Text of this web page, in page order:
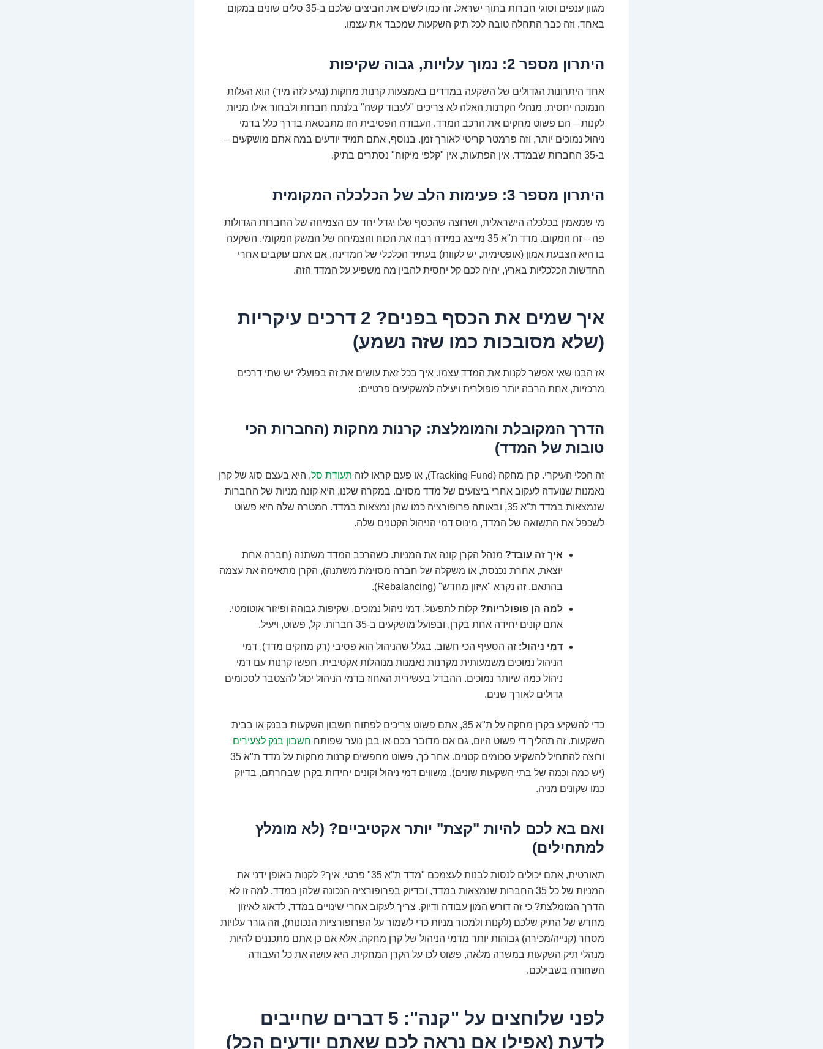
מגוון ענפים וסוגי חברות בתוך ישראל. זה כמו לשים את הביצים שלכם ב-35 סלים שונים במקום
באחד, וזה כבר התחלה טובה לכל תיק השקעות שמכבד את עצמו.
היתרון מספר 2: נמוך עלויות, גבוה שקיפות
אחד היתרונות הגדולים של השקעה במדדים באמצעות קרנות מחקות (נגיע לזה מיד) הוא העלות
הנמוכה יחסית. מנהלי הקרנות האלה לא צריכים "לעבוד קשה" בלנתח חברות ולבחור אילו מניות
לקנות – הם פשוט מחקים את הרכב המדד. העבודה הפסיבית הזו מתבטאת בדרך כלל בדמי
ניהול נמוכים יותר, וזה פרמטר קריטי לאורך זמן. בנוסף, אתם תמיד יודעים במה אתם מושקעים –
ב-35 החברות שבמדד. אין הפתעות, אין "קלפי מיקוח" נסתרים בתיק.
היתרון מספר 3: פעימות הלב של הכלכלה המקומית
מי שמאמין בכלכלה הישראלית, ושרוצה שהכסף שלו יגדל יחד עם הצמיחה של החברות הגדולות
פה – זה המקום. מדד ת"א 35 מייצג במידה רבה את הכוח והצמיחה של המשק המקומי. השקעה
בו היא הצבעת אמון (אופטימית, יש לקוות) בעתיד הכלכלי של המדינה. אם אתם עוקבים אחרי
החדשות הכלכליות בארץ, יהיה לכם קל יחסית להבין מה משפיע על המדד הזה.
איך שמים את הכסף בפנים? 2 דרכים עיקריות
(שלא מסובכות כמו שזה נשמע)
אז הבנו שאי אפשר לקנות את המדד עצמו. איך בכל זאת עושים את זה בפועל? יש שתי דרכים
מרכזיות, אחת הרבה יותר פופולרית ויעילה למשקיעים פרטיים:
הדרך המקובלת והמומלצת: קרנות מחקות (החברות הכי
טובות של המדד)
זה הכלי העיקרי. קרן מחקה (Tracking Fund), או פעם קראו לזה תעודת סל, היא בעצם סוג של קרן
נאמנות שנועדה לעקוב אחרי ביצועים של מדד מסוים. במקרה שלנו, היא קונה מניות של החברות
שנמצאות במדד ת"א 35, ובאותה פרופורציה כמו שהן נמצאות במדד. המטרה שלה היא פשוט
לשכפל את התשואה של המדד, מינוס דמי הניהול הקטנים שלה.
איך זה עובד? מנהל הקרן קונה את המניות. כשהרכב המדד משתנה (חברה אחת
יוצאת, אחרת נכנסת, או משקלה של חברה מסוימת משתנה), הקרן מתאימה את עצמה
בהתאם. זה נקרא "איזון מחדש" (Rebalancing).
למה הן פופולריות? קלות לתפעול, דמי ניהול נמוכים, שקיפות גבוהה ופיזור אוטומטי.
אתם קונים יחידה אחת בקרן, ובפועל מושקעים ב-35 חברות. קל, פשוט, ויעיל.
דמי ניהול: זה הסעיף הכי חשוב. בגלל שהניהול הוא פסיבי (רק מחקים מדד), דמי
הניהול נמוכים משמעותית מקרנות נאמנות מנוהלות אקטיבית. חפשו קרנות עם דמי
ניהול כמה שיותר נמוכים. ההבדל בעשירית האחוז בדמי הניהול יכול להצטבר לסכומים
גדולים לאורך שנים.
כדי להשקיע בקרן מחקה על ת"א 35, אתם פשוט צריכים לפתוח חשבון השקעות בבנק או בבית
השקעות. זה תהליך די פשוט היום, גם אם מדובר בכם או בבן נוער שפותח חשבון בנק לצעירים
ורוצה להתחיל להשקיע סכומים קטנים. אחר כך, פשוט מחפשים קרנות מחקות על מדד ת"א 35
(יש כמה וכמה של בתי השקעות שונים), משווים דמי ניהול וקונים יחידות בקרן שבחרתם, בדיוק
כמו שקונים מניה.
ואם בא לכם להיות "קצת" יותר אקטיביים? (לא מומלץ
למתחילים)
תאורטית, אתם יכולים לנסות לבנות לעצמכם "מדד ת"א 35" פרטי. איך? לקנות באופן ידני את
המניות של כל 35 החברות שנמצאות במדד, ובדיוק בפרופורציה הנכונה שלהן במדד. למה זו לא
הדרך המומלצת? כי זה דורש המון עבודה ודיוק. צריך לעקוב אחרי שינויים במדד, לדאוג לאיזון
מחדש של התיק שלכם (לקנות ולמכור מניות כדי לשמור על הפרופורציות הנכונות), וזה גורר עלויות
מסחר (קנייה/מכירה) גבוהות יותר מדמי הניהול של קרן מחקה. אלא אם כן אתם מתכננים להיות
מנהלי תיק השקעות במשרה מלאה, פשוט לכו על הקרן המחקית. היא עושה את כל העבודה
השחורה בשבילכם.
לפני שלוחצים על "קנה": 5 דברים שחייבים
לדעת (אפילו אם נראה לכם שאתם יודעים הכל)